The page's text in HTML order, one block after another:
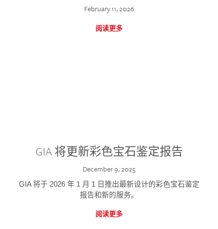
February 11, 2026
阅读更多
GIA 将更新彩色宝石鉴定报告
December 9, 2025
GIA 将于 2026 年 1 月 1 日推出最新设计的彩色宝石鉴定
报告和新的服务。
阅读更多